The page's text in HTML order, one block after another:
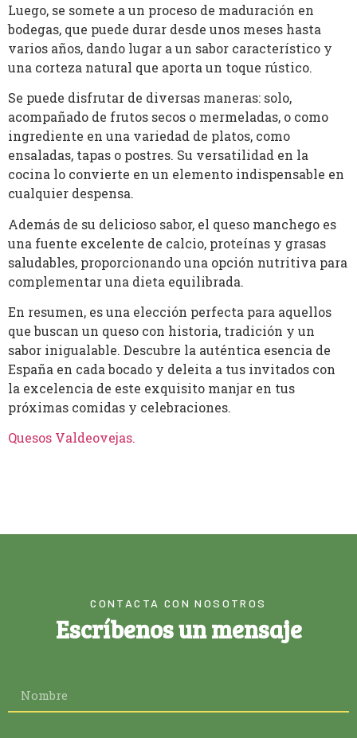
Luego, se somete a un proceso de maduración en
bodegas, que puede durar desde unos meses hasta
varios años, dando lugar a un sabor característico y
una corteza natural que aporta un toque rústico.
Se puede disfrutar de diversas maneras: solo,
acompañado de frutos secos o mermeladas, o como
ingrediente en una variedad de platos, como
ensaladas, tapas o postres. Su versatilidad en la
cocina lo convierte en un elemento indispensable en
cualquier despensa.
Además de su delicioso sabor, el queso manchego es
una fuente excelente de calcio, proteínas y grasas
saludables, proporcionando una opción nutritiva para
complementar una dieta equilibrada.
En resumen, es una elección perfecta para aquellos
que buscan un queso con historia, tradición y un
sabor inigualable. Descubre la auténtica esencia de
España en cada bocado y deleita a tus invitados con
la excelencia de este exquisito manjar en tus
próximas comidas y celebraciones.
Quesos Valdeovejas.
CONTACTA CON NOSOTROS
Escríbenos un mensaje